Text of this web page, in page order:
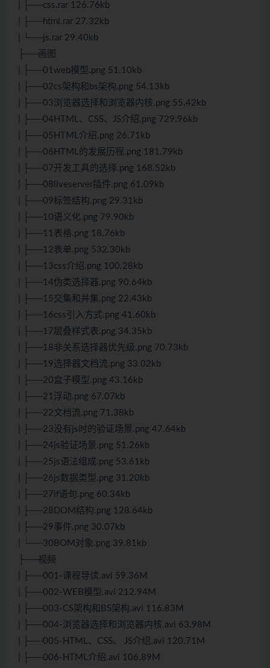
| ├──css.rar 126.76kb
| ├──html.rar 27.32kb
| └──js.rar 29.40kb
├──画图
| ├──01web模型.png 51.10kb
| ├──02cs架构和bs架构.png 54.13kb
| ├──03浏览器选择和浏览器内核.png 55.42kb
| ├──04HTML、CSS、JS介绍.png 729.96kb
| ├──05HTML介绍.png 26.71kb
| ├──06HTML的发展历程.png 181.79kb
| ├──07开发工具的选择.png 168.52kb
| ├──08liveserver插件.png 61.09kb
| ├──09标签结构.png 29.31kb
| ├──10语义化.png 79.90kb
| ├──11表格.png 18.76kb
| ├──12表单.png 532.30kb
| ├──13css介绍.png 100.28kb
| ├──14伪类选择器.png 90.64kb
| ├──15交集和并集.png 22.43kb
| ├──16css引入方式.png 41.60kb
| ├──17层叠样式表.png 34.35kb
| ├──18非关系选择器优先级.png 70.73kb
| ├──19选择器文档流.png 33.02kb
| ├──20盒子模型.png 43.16kb
| ├──21浮动.png 67.07kb
| ├──22文档流.png 71.38kb
| ├──23没有js时的验证场景.png 47.64kb
| ├──24js验证场景.png 51.26kb
| ├──25js语法组成.png 53.61kb
| ├──26js数据类型.png 31.20kb
| ├──27if语句.png 60.34kb
| ├──28DOM结构.png 128.64kb
| ├──29事件.png 30.07kb
| └──30BOM对象.png 39.81kb
├──视频
| ├──001-课程导读.avi 59.36M
| ├──002-WEB模型.avi 212.94M
| ├──003-CS架构和BS架构.avi 116.83M
| ├──004-浏览器选择和浏览器内核.avi 63.98M
| ├──005-HTML、CSS、 JS介绍.avi 120.71M
| ├──006-HTML介绍.avi 106.89M